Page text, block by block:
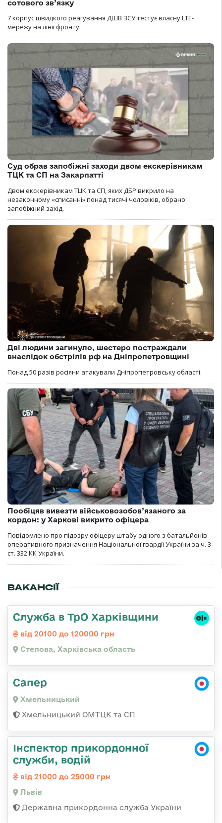
сотового зв’язку
7 корпус швидкого реагування ДШВ ЗСУ тестує власну LTE-
мережу на лінії фронту.
Суд обрав запобіжні заходи двом екскерівникам
ТЦК та СП на Закарпатті
Двом екскерівникам ТЦК та СП, яких ДБР викрило на
незаконному «списанні» понад тисячі чоловіків, обрано
запобіжний захід.
Дві людини загинуло, шестеро постраждали
внаслідок обстрілів рф на Дніпропетровщині
Понад 50 разів росіяни атакували Дніпропетровську області.
Пообіцяв вивезти військовозобов’язаного за
кордон: у Харкові викрито офіцера
Повідомлено про підозру офіцеру штабу одного з батальйонів
оперативного призначення Національної гвардії України за ч. 3
ст. 332 КК України.
ВАКАНСІЇ
Служба в ТрО Харківщини
від 20100 до 120000 грн
Степова, Харківська область
Сапер
Хмельницький
Хмельницький ОМТЦК та СП
Інспектор прикордонної
служби, водій
від 21000 до 25000 грн
Львів
Державна прикордонна служба України